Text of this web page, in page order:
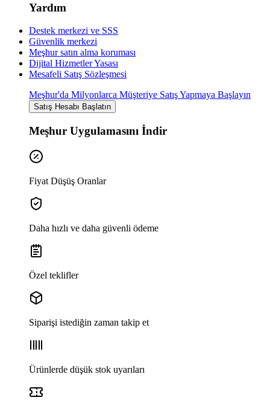
Yardım
Destek merkezi ve SSS
Güvenlik merkezi
Meşhur satın alma koruması
Dijital Hizmetler Yasası
Mesafeli Satış Sözleşmesi
Meşhur'da Milyonlarca Müşteriye Satış Yapmaya Başlayın
Satış Hesabı Başlatın
Meşhur Uygulamasını İndir
Fiyat Düşüş Oranlar
Daha hızlı ve daha güvenli ödeme
Özel teklifler
Siparişi istediğin zaman takip et
Ürünlerde düşük stok uyarıları